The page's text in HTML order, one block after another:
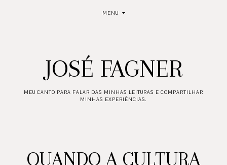
MENU
JOSÉ FAGNER
MEU CANTO PARA FALAR DAS MINHAS LEITURAS E COMPARTILHAR
MINHAS EXPERIÊNCIAS.
QUANDO A CULTURA